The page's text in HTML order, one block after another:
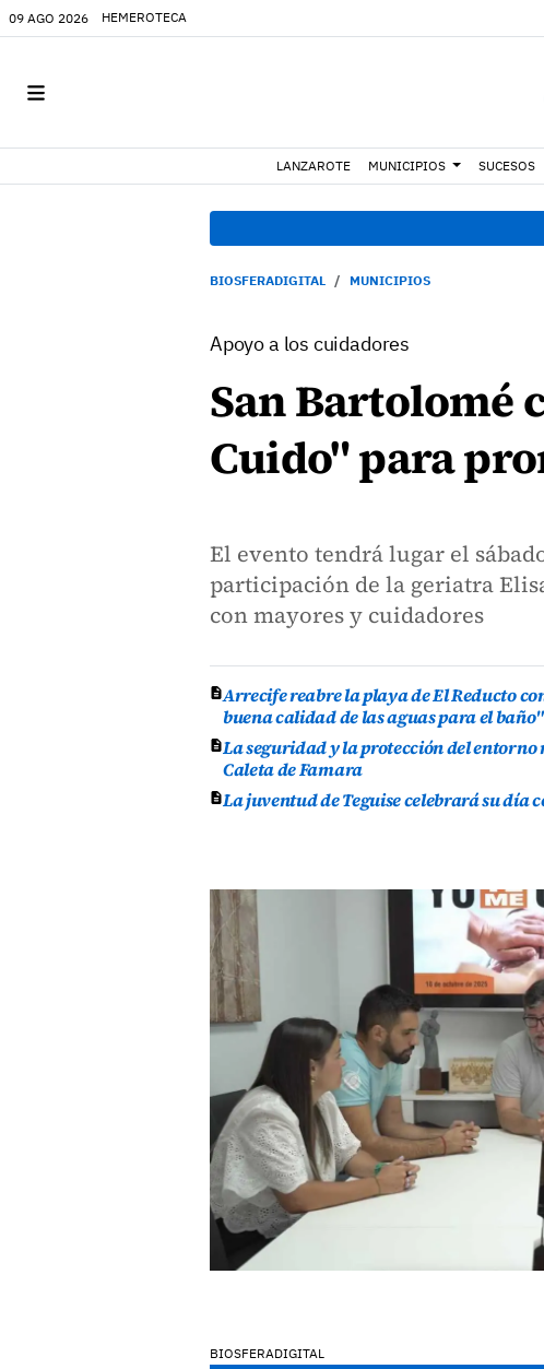
09 AGO 2026 HEMEROTECA
LANZAROTE MUNICIPIOS SUCESOS
BIOSFERADIGITAL MUNICIPIOS
Apoyo a los cuidadores
San Bartolomé
Cuido" para
El evento tendrá lugar el
participación de la geriatra
con mayores y cuidadores
Arrecife reabre la playa de El Reducto
buena calidad de las aguas para el baño"
La seguridad y la protección del
Caleta de Famara
La juventud de Teguise celebrará su día
BIOSFERADIGITAL